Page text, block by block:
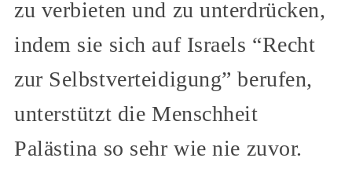
zu verbieten und zu unterdrücken,
indem sie sich auf Israels “Recht
zur Selbstverteidigung” berufen,
unterstützt die Menschheit
Palästina so sehr wie nie zuvor.